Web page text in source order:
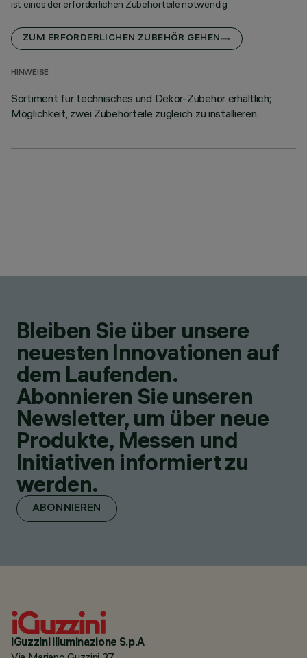
ist eines der erforderlichen Zubehörteile notwendig
ZUM ERFORDERLICHEN ZUBEHÖR GEHEN
HINWEISE
Sortiment für technisches und Dekor-Zubehör erhältlich;
Möglichkeit, zwei Zubehörteile zugleich zu installieren.
Bleiben Sie über unsere
neuesten Innovationen auf
dem Laufenden.
Abonnieren Sie unseren
Newsletter, um über neue
Produkte, Messen und
Initiativen informiert zu
werden.
ABONNIEREN
iGuzzini illuminazione S.p.A